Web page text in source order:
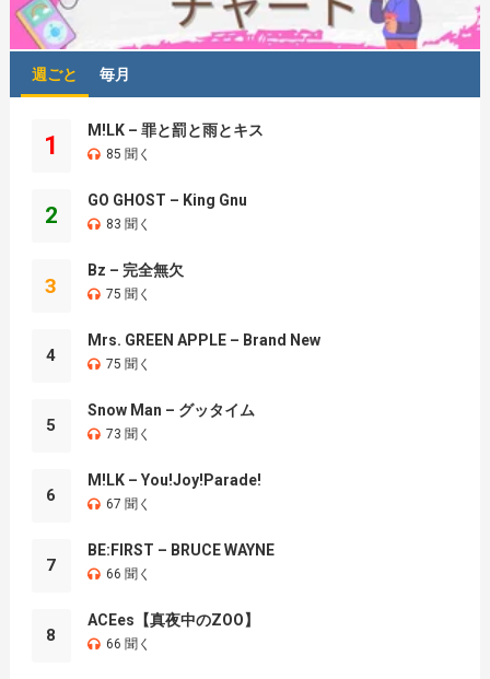
週ごと 毎月
1
M!LK – 罪と罰と雨とキス
85 聞く
2
GO GHOST – King Gnu
83 聞く
3
Bz – 完全無欠
75 聞く
4
Mrs. GREEN APPLE – Brand New
75 聞く
5
Snow Man – グッタイム
73 聞く
6
M!LK – You!Joy!Parade!
67 聞く
7
BE:FIRST – BRUCE WAYNE
66 聞く
8
ACEes【真夜中のZOO】
66 聞く